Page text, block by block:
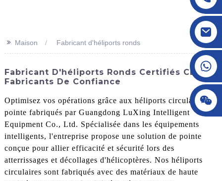
+86 18145770882
>> Maison Fabricant d'héliports ronds
Fabricant D'héliports Ronds Certifiés CE |
Fabricants De Confiance
Optimisez vos opérations grâce aux héliports circulaires de
pointe fabriqués par Guangdong LuXing Intelligent
Equipment Co., Ltd. Spécialisée dans les équipements
intelligents, l'entreprise propose une solution de pointe
conçue pour allier efficacité et sécurité lors des
atterrissages et décollages d'hélicoptères. Nos héliports
circulaires sont fabriqués avec des matériaux de haute